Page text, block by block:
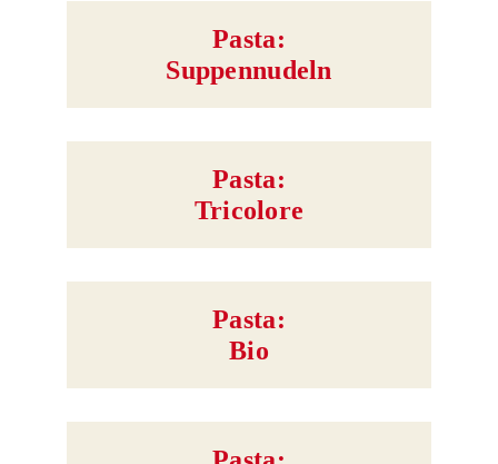
Pasta:
Suppennudeln
Pasta:
Tricolore
Pasta:
Bio